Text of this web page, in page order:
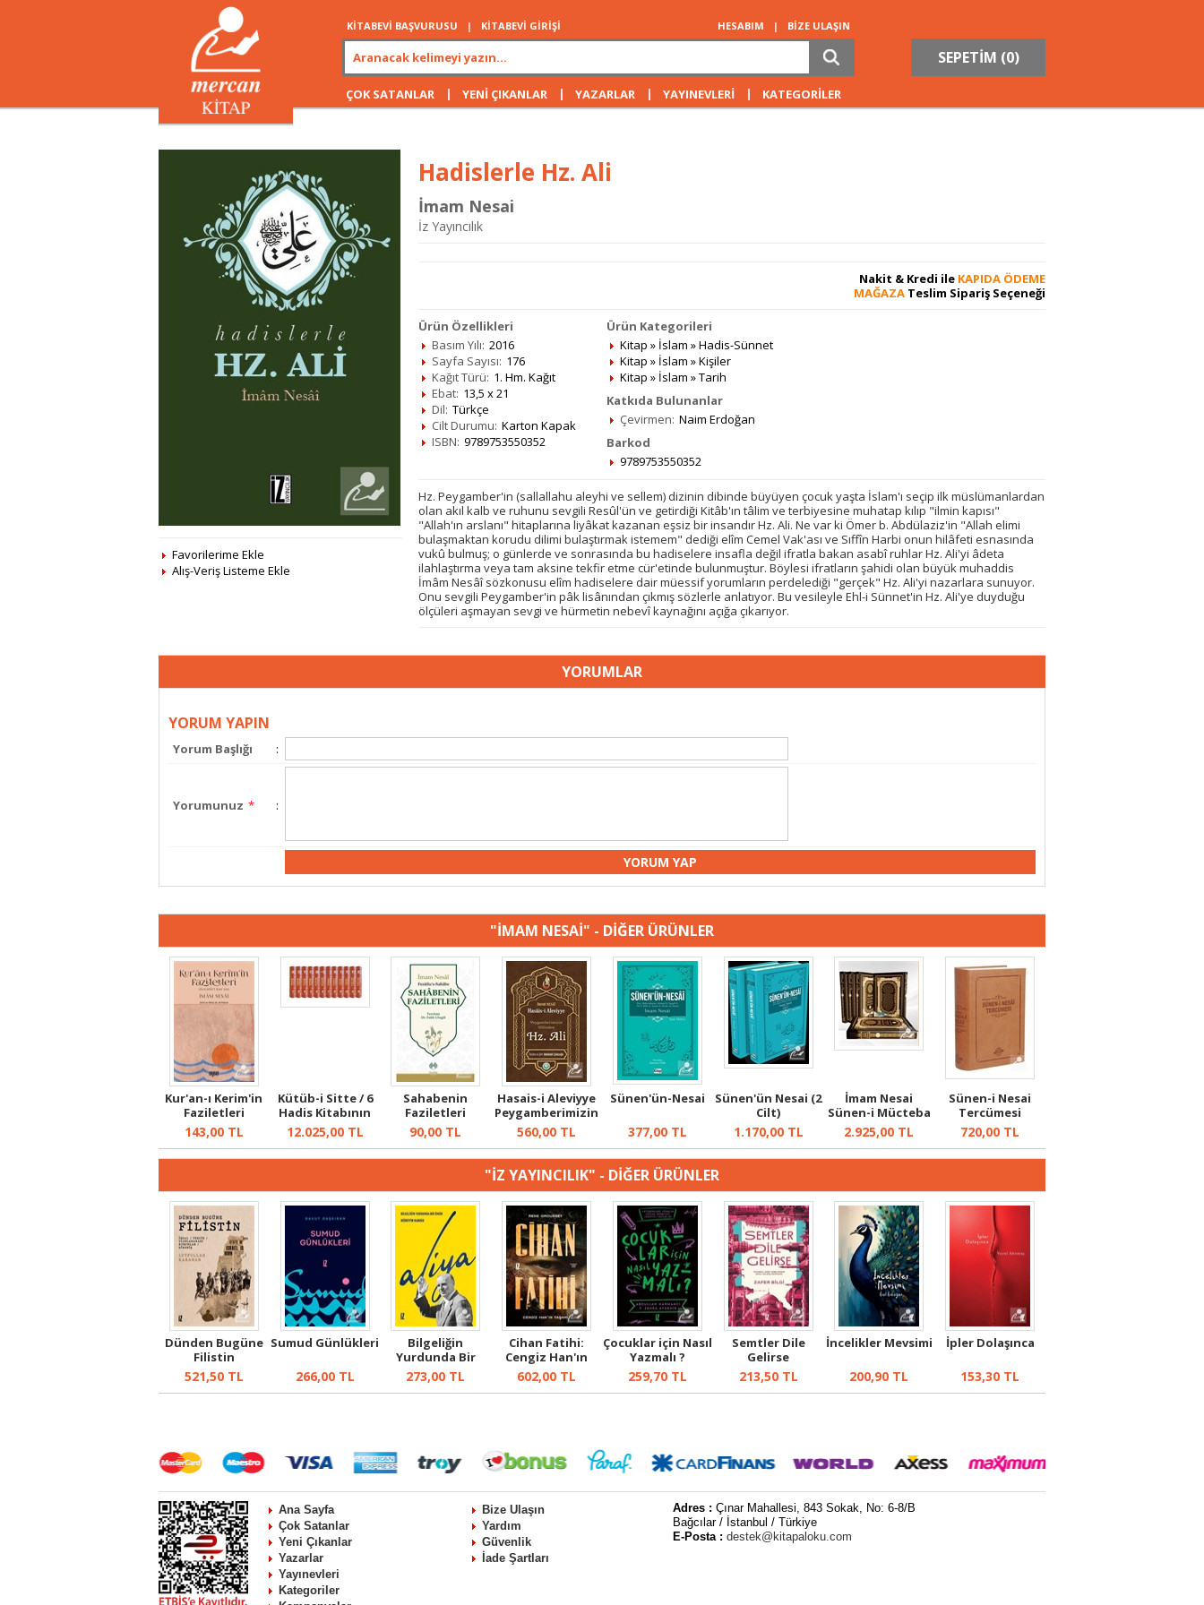
KİTABEVİ BAŞVURUSU | KİTABEVİ GİRİŞİ HESABIM | BİZE ULAŞIN
SEPETİM (0)
ÇOK SATANLAR | YENİ ÇIKANLAR | YAZARLAR | YAYINEVLERİ | KATEGORİLER
Favorilerime Ekle
Alış-Veriş Listeme Ekle
Hadislerle Hz. Ali
İmam Nesai
İz Yayıncılık
Nakit & Kredi ile KAPIDA ÖDEME
MAĞAZA Teslim Sipariş Seçeneği
Ürün Özellikleri
Basım Yılı: 2016
Sayfa Sayısı: 176
Kağıt Türü: 1. Hm. Kağıt
Ebat: 13,5 x 21
Dil: Türkçe
Cilt Durumu: Karton Kapak
ISBN: 9789753550352
Ürün Kategorileri
Kitap » İslam »Hadis-Sünnet
Kitap » İslam »Kişiler
Kitap » İslam »Tarih
Katkıda Bulunanlar
Çevirmen: Naim Erdoğan
Barkod
9789753550352
Hz. Peygamber'in (sallallahu aleyhi ve sellem) dizinin dibinde büyüyen çocuk yaşta İslam'ı seçip ilk müslümanlardan
olan akıl kalb ve ruhunu sevgili Resûl'ün ve getirdiği Kitâb'ın tâlim ve terbiyesine muhatap kılıp "ilmin kapısı"
"Allah'ın arslanı" hitaplarına liyâkat kazanan eşsiz bir insandır Hz. Ali. Ne var ki Ömer b. Abdülaziz'in "Allah elimi
bulaşmaktan korudu dilimi bulaştırmak istemem" dediği elîm Cemel Vak'ası ve Sıffîn Harbi onun hilâfeti esnasında
vukû bulmuş; o günlerde ve sonrasında bu hadiselere insafla değil ifratla bakan asabî ruhlar Hz. Ali'yi âdeta
ilahlaştırma veya tam aksine tekfir etme cür'etinde bulunmuştur. Böylesi ifratların şahidi olan büyük muhaddis
İmâm Nesâî sözkonusu elîm hadiselere dair müessif yorumların perdelediği "gerçek" Hz. Ali'yi nazarlara sunuyor.
Onu sevgili Peygamber'in pâk lisânından çıkmış sözlerle anlatıyor. Bu vesileyle Ehl-i Sünnet'in Hz. Ali'ye duyduğu
ölçüleri aşmayan sevgi ve hürmetin nebevî kaynağını açığa çıkarıyor.
YORUMLAR
YORUM YAPIN
Yorum Başlığı :
Yorumunuz * :
"İMAM NESAİ" - DİĞER ÜRÜNLER
Kur'an-ı Kerim'in
Faziletleri
143,00TL
Kütüb-i Sitte / 6
Hadis Kitabının
Tercüm...
12.025,00TL
Sahabenin
Faziletleri
90,00 TL
Hasais-i Aleviyye
Peygamberimizin
Dilind...
560,00 TL
Sünen'ün-Nesai
377,00TL
Sünen'ün Nesai (2
Cilt)
1.170,00TL
İmam Nesai
Sünen-i Mücteba
(5 Cilt)
2.925,00 TL
Sünen-i Nesai
Tercümesi
(Termo)
720,00 TL
"İZ YAYINCILIK" - DİĞER ÜRÜNLER
Dünden Bugüne
Filistin
521,50TL
Sumud Günlükleri
266,00TL
Bilgeliğin
Yurdunda Bir
Ömür : Aliya
273,00 TL
Cihan Fatihi:
Cengiz Han'ın
Yaşamı
602,00 TL
Çocuklar için Nasıl
Yazmalı ?
259,70TL
Semtler Dile
Gelirse
213,50TL
İncelikler Mevsimi
200,90 TL
İpler Dolaşınca
153,30 TL
Ana Sayfa
Çok Satanlar
Yeni Çıkanlar
Yazarlar
Yayınevleri
Kategoriler
Bize Ulaşın
Yardım
Güvenlik
İade Şartları
Adres :Çınar Mahallesi, 843 Sokak, No: 6-8/B
Bağcılar / İstanbul / Türkiye
E-Posta :destek@kitapaloku.com